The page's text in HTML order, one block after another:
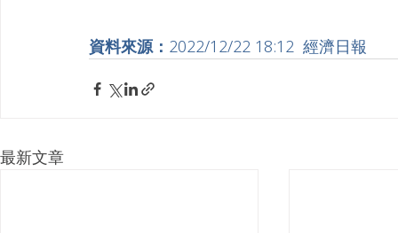
資料來源： 2022/12/22 18:12  經濟日報
最新文章